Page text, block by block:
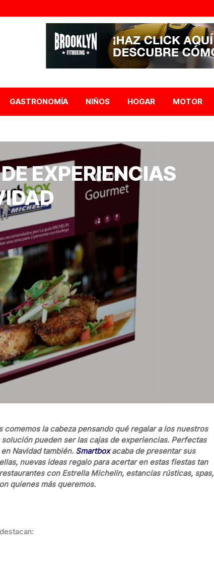
GASTRONOMÍA NIÑOS HOGAR MOTOR
EXPERIENCIAS
comemos la cabeza pensando qué regalar a los nuestros
pueden ser las cajas de experiencias. Perfectas
Navidad también. Smartboxacaba de presentar sus
nuevas ideas regalo para acertar en estas fiestas tan
con Estrella Michelin, estancias rústicas, spas,
quienes más queremos.